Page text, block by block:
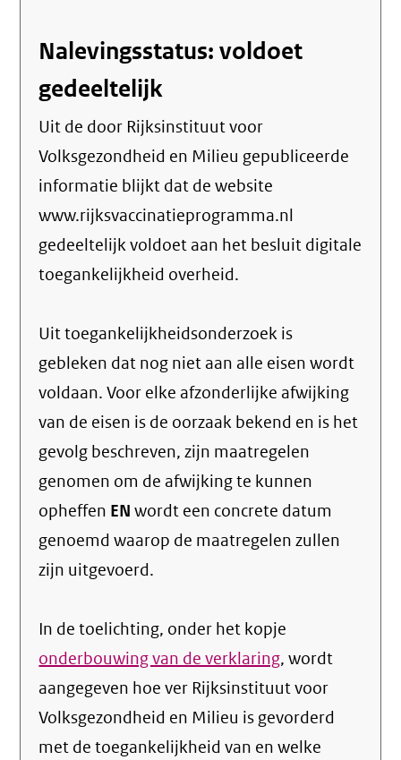
Nalevingsstatus: voldoet
gedeeltelijk
Uit de door Rijksinstituut voor
Volksgezondheid en Milieu gepubliceerde
informatie blijkt dat de website
www.rijksvaccinatieprogramma.nl
gedeeltelijk voldoet aan het besluit digitale
toegankelijkheid overheid.
Uit toegankelijkheidsonderzoek is
gebleken dat nog niet aan alle eisen wordt
voldaan. Voor elke afzonderlijke afwijking
van de eisen is de oorzaak bekend en is het
gevolg beschreven, zijn maatregelen
genomen om de afwijking te kunnen
opheffen EN wordt een concrete datum
genoemd waarop de maatregelen zullen
zijn uitgevoerd.
In de toelichting, onder het kopje
onderbouwing van de verklaring, wordt
aangegeven hoe ver Rijksinstituut voor
Volksgezondheid en Milieu is gevorderd
met de toegankelijkheid van en welke